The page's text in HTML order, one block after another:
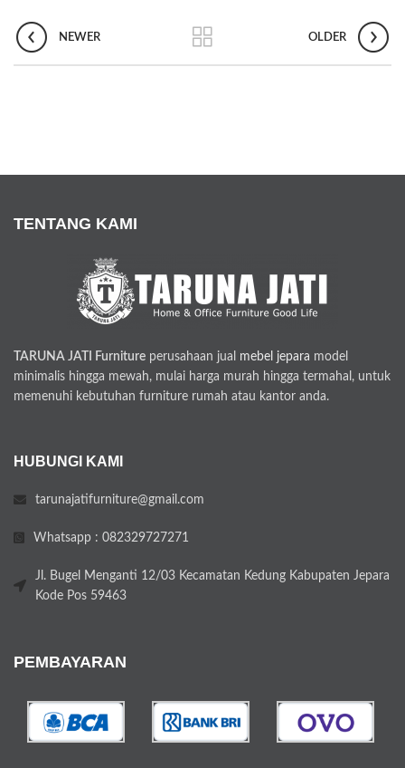
NEWER OLDER
TENTANG KAMI
TARUNA JATI Furniture perusahaan jual mebel jepara model
minimalis hingga mewah, mulai harga murah hingga termahal, untuk
memenuhi kebutuhan furniture rumah atau kantor anda.
HUBUNGI KAMI
tarunajatifurniture@gmail.com
Whatsapp : 082329727271
Jl. Bugel Menganti 12/03 Kecamatan Kedung Kabupaten Jepara
Kode Pos 59463
PEMBAYARAN